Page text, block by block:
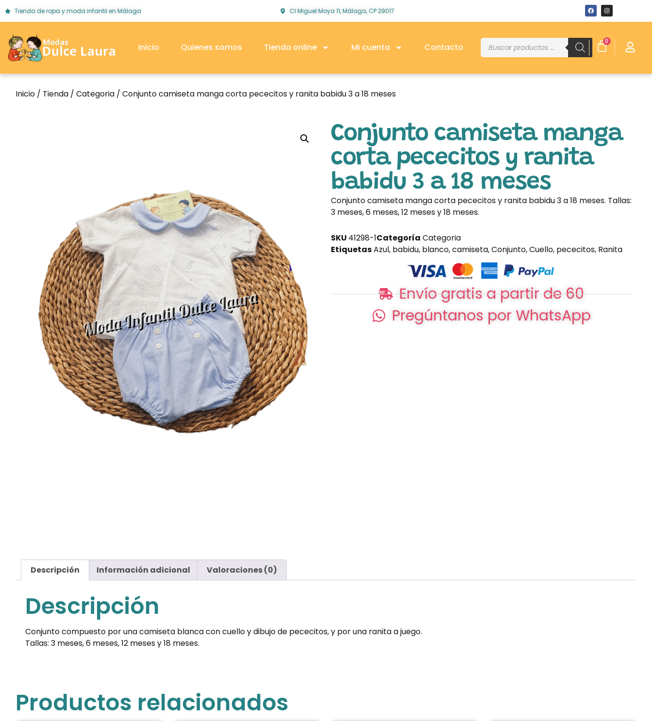
Tienda de ropa y moda infantil en Málaga Cl Miguel Moya 11, Málaga, CP 29017
Inicio Quienes somos Tienda online Mi cuenta Contacto
0
Inicio / Tienda / Categoria / Conjunto camiseta manga corta pececitos y ranita babidu 3 a 18 meses
Conjunto camiseta manga
corta pececitos y ranita
babidu 3 a 18 meses
Conjunto camiseta manga corta pececitos y ranita babidu 3 a 18 meses. Tallas:
3 meses, 6 meses, 12 meses y 18 meses.
SKU 41298-1Categoría Categoria
EtiquetasAzul, babidu, blanco,camiseta,Conjunto,Cuello, pececitos, Ranita
Envío gratis a partir de 60
Pregúntanos por WhatsApp
Descripción Información adicional Valoraciones (0)
Descripción
Conjunto compuesto por una camiseta blanca con cuello y dibujo de pececitos, y por una ranita a juego.
Tallas: 3 meses, 6 meses, 12 meses y 18 meses.
Productos relacionados